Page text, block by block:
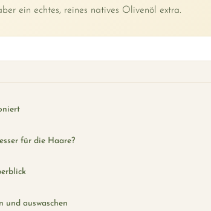
ein echtes, reines natives Olivenöl extra.
für die Haare?
und auswaschen